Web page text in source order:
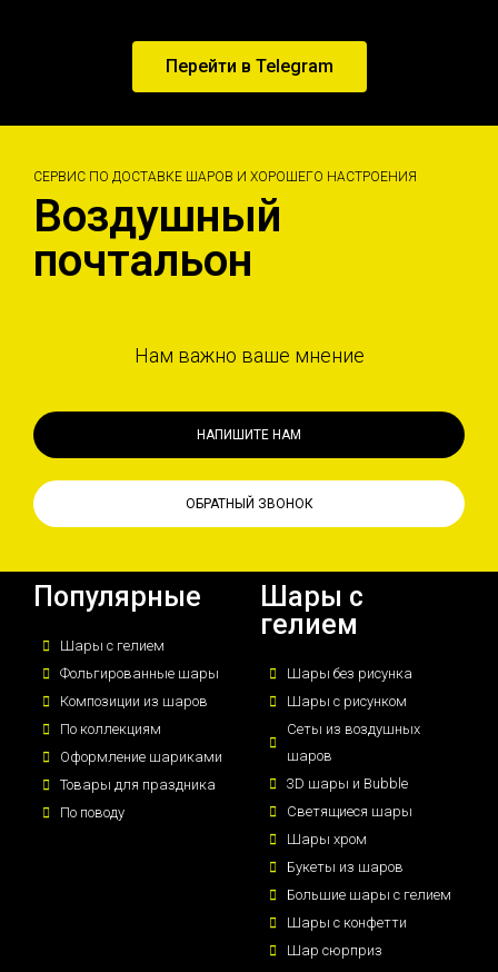
Перейти в Telegram
СЕРВИС ПО ДОСТАВКЕ ШАРОВ И ХОРОШЕГО НАСТРОЕНИЯ
Воздушный
почтальон
Нам важно ваше мнение
НАПИШИТЕ НАМ
ОБРАТНЫЙ ЗВОНОК
Популярные
Шары с гелием
Фольгированные шары
Композиции из шаров
По коллекциям
Оформление шариками
Товары для праздника
По поводу
Шары с
гелием
Шары без рисунка
Шары с рисунком
Сеты из воздушных
шаров
3D шары и Bubble
Светящиеся шары
Шары хром
Букеты из шаров
Большие шары с гелием
Шары с конфетти
Шар сюрприз